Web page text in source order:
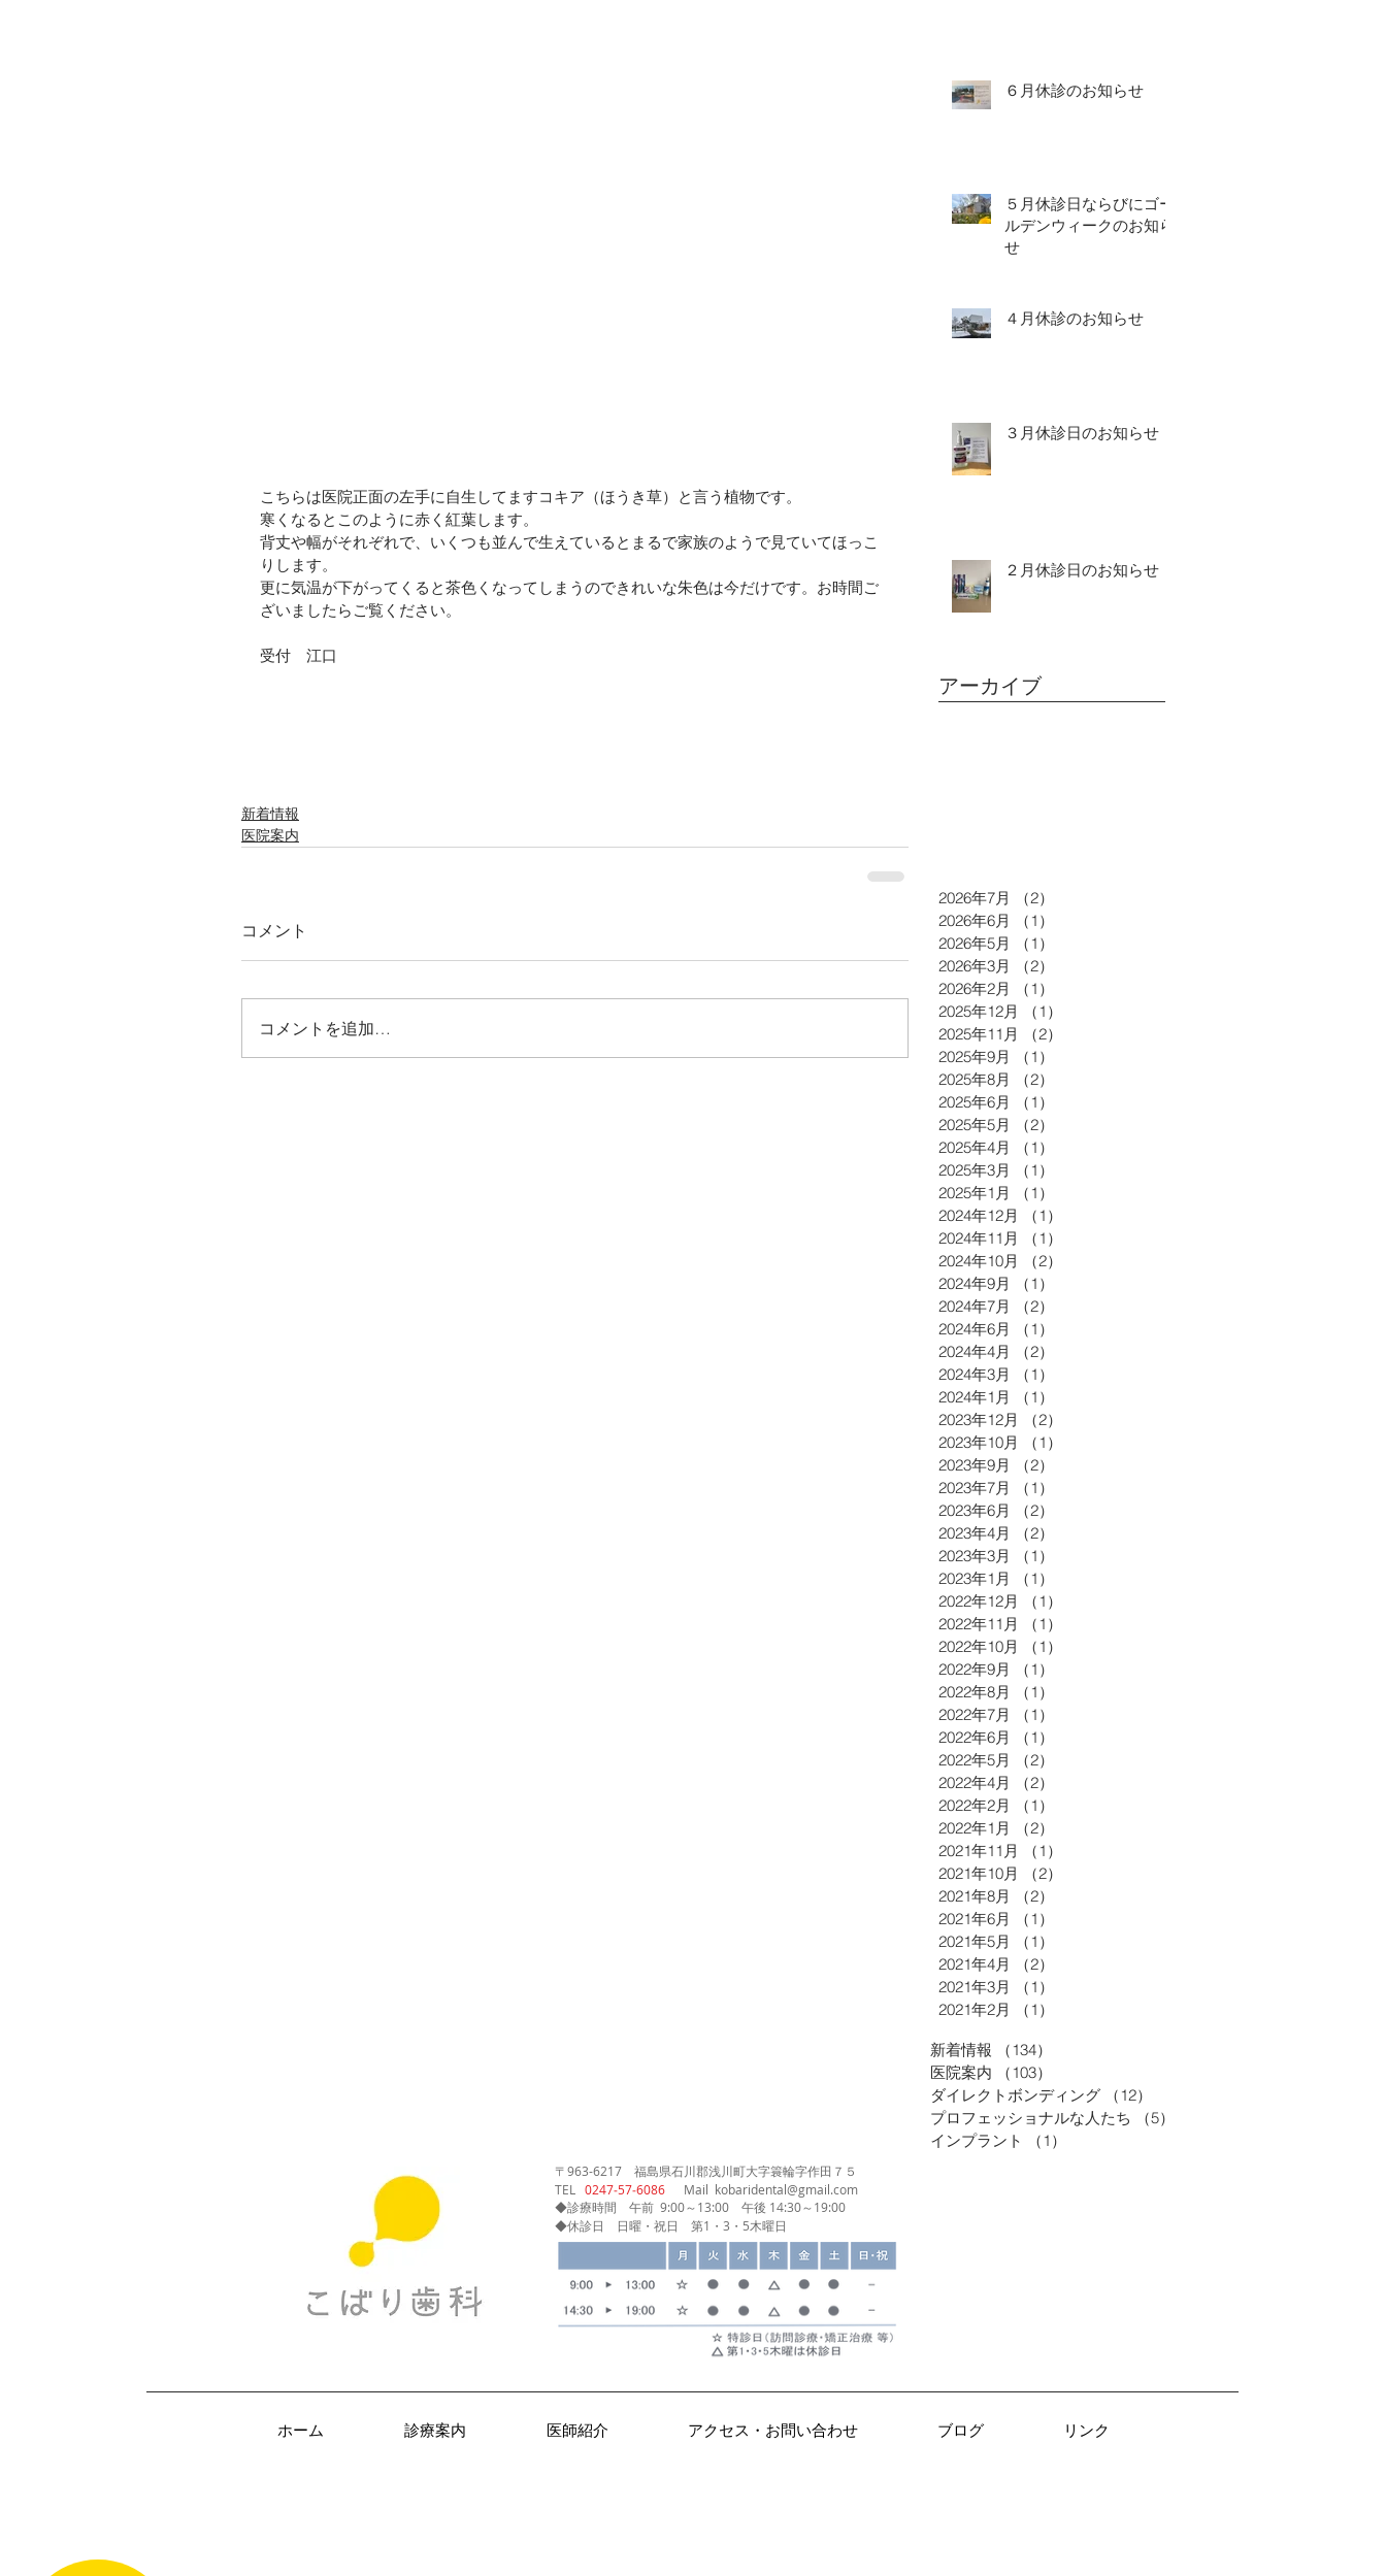
こちらは医院正面の左手に自生してますコキア（ほうき草）と言う植物です。
寒くなるとこのように赤く紅葉します。
背丈や幅がそれぞれで、いくつも並んで生えているとまるで家族のようで見ていてほっこ
りします。
更に気温が下がってくると茶色くなってしまうのできれいな朱色は今だけです。お時間ご
ざいましたらご覧ください。
受付　江口
新着情報
医院案内
コメント
コメントを追加…
６月休診のお知らせ
５月休診日ならびにゴー
ルデンウィークのお知ら
せ
４月休診のお知らせ
３月休診日のお知らせ
２月休診日のお知らせ
アーカイブ
2026年7月 （2）
2026年6月
（1）
2026年5月
（1）
2026年3月
（2）
2026年2月
（1）
2025年12月
（1）
2025年11月
（2）
2025年9月
（1）
2025年8月
（2）
2025年6月
（1）
2025年5月
（2）
2025年4月
（1）
2025年3月
（1）
2025年1月
（1）
2024年12月
（1）
2024年11月
（1）
2024年10月
（2）
2024年9月
（1）
2024年7月
（2）
2024年6月
（1）
2024年4月
（2）
2024年3月
（1）
2024年1月
（1）
2023年12月
（2）
2023年10月
（1）
2023年9月
（2）
2023年7月
（1）
2023年6月
（2）
2023年4月
（2）
2023年3月
（1）
2023年1月
（1）
2022年12月
（1）
2022年11月
（1）
2022年10月
（1）
2022年9月
（1）
2022年8月
（1）
2022年7月
（1）
2022年6月
（1）
2022年5月
（2）
2022年4月
（2）
2022年2月
（1）
2022年1月
（2）
2021年11月
（1）
2021年10月
（2）
2021年8月
（2）
2021年6月
（1）
2021年5月
（1）
2021年4月
（2）
2021年3月
（1）
2021年2月
（1）
新着情報 （134）
医院案内
（103）
ダイレクトボンディング
（12）
プロフェッショナルな人たち
（5）
インプラント
（1）
〒963-6217 福島県石川郡浅川町大字簑輪字作田７５
​TEL 0247‐57‐6086 Mail kobaridental@gmail.com
◆診療時間 午前 9:00～13:00 午後 14:30～19:00
◆休診日 日曜・祝日 第1・3・5木曜日
ホーム 診療案内 医師紹介 アクセス・お問い合わせ ブログ リンク